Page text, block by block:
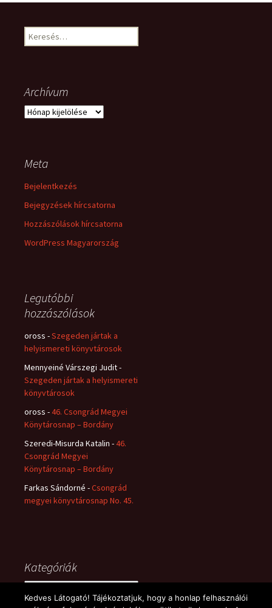
Keresés:
Archívum
Archívum
Meta
Bejelentkezés
Bejegyzések hírcsatorna
Hozzászólások hírcsatorna
WordPress Magyarország
Legutóbbi
hozzászólások
oross -Szegeden jártak a
helyismereti könyvtárosok
Mennyeiné Várszegi Judit-
Szegeden jártak a helyismereti
könyvtárosok
oross -46. Csongrád Megyei
Könytárosnap – Bordány
Szeredi-Misurda Katalin -46.
Csongrád Megyei
Könytárosnap – Bordány
Farkas Sándorné -Csongrád
megyei könyvtárosnap No. 45.
Kategóriák
Kategóriák
Kedves Látogató! Tájékoztatjuk, hogy a honlap felhasználói